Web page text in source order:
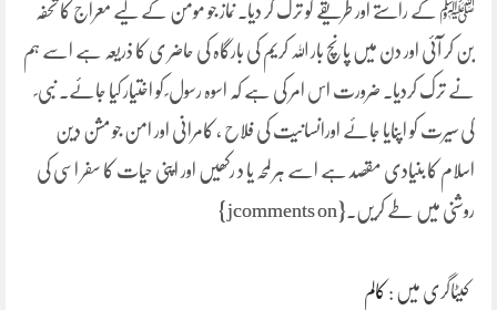
ﷺ کے راستے اور طریقے کو ترک کر دیا۔ نماز جو مومن کے لیے معراج کا تحفہ
بن کر آئی اور دن میں پانچ بار اللہ کریم کی بارگاہ کی حاضر ی کا ذریعہ ہے اسے ہم
نے ترک کردیا۔ ضرورت اس امر کی ہے کہ اسوہ رسول ؐ کو اختیار کیا جائے۔ نبی ؐ
کی سیرت کو اپنایا جائے اورانسانیت کی فلاح ، کامرانی اور امن جو مشن دین
اسلام کا بنیادی مقصد ہے اسے ہر لمحہ یا د رکھیں اور اپنی حیات کا سفر اسی کی
روشنی میں طے کریں۔{jcomments on}
کیٹاگری میں : کالم